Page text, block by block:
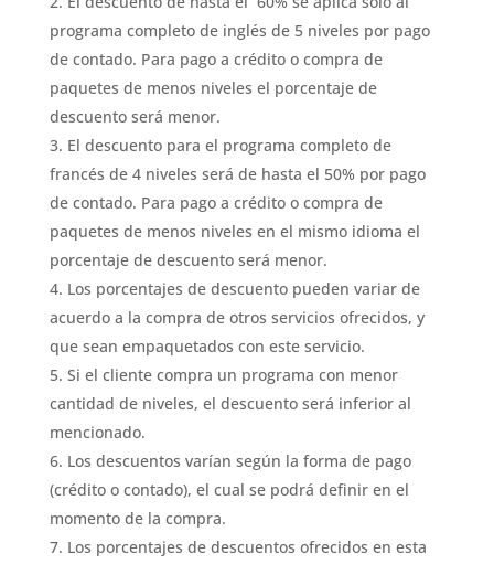
programa completo de inglés de 5 niveles por pago
de contado. Para pago a crédito o compra de
paquetes de menos niveles el porcentaje de
descuento será menor.
El descuento para el programa completo de
francés de 4 niveles será de hasta el 50% por pago
de contado. Para pago a crédito o compra de
paquetes de menos niveles en el mismo idioma el
porcentaje de descuento será menor.
Los porcentajes de descuento pueden variar de
acuerdo a la compra de otros servicios ofrecidos, y
que sean empaquetados con este servicio.
Si el cliente compra un programa con menor
cantidad de niveles, el descuento será inferior al
mencionado.
Los descuentos varían según la forma de pago
(crédito o contado), el cual se podrá definir en el
momento de la compra.
Los porcentajes de descuentos ofrecidos en esta